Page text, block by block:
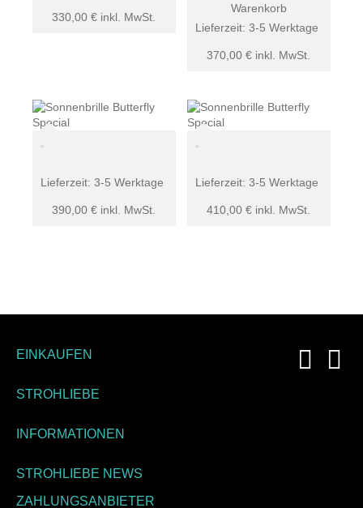
330,00 € inkl. MwSt.
370,00€ inkl. MwSt.
Lieferzeit:3-5 Werktage
Warenkorb
390,00 € inkl. MwSt.
Lieferzeit: 3-5 Werktage
410,00€ inkl. MwSt.
Lieferzeit:3-5 Werktage
EINKAUFEN
STROHLIEBE
INFORMATIONEN
STROHLIEBE NEWS
ZAHLUNGSANBIETER